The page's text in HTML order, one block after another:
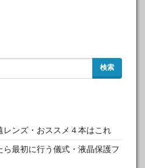
検索
レンズ・おススメ４本はこれ
ら最初に行う儀式・液晶保護フ